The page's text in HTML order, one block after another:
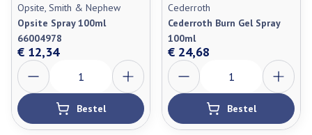
Opsite, Smith & Nephew
Opsite Spray 100ml
66004978
€ 12,34
Aantal
Bestel
Cederroth
Cederroth Burn Gel Spray
100ml
€ 24,68
Aantal
Bestel